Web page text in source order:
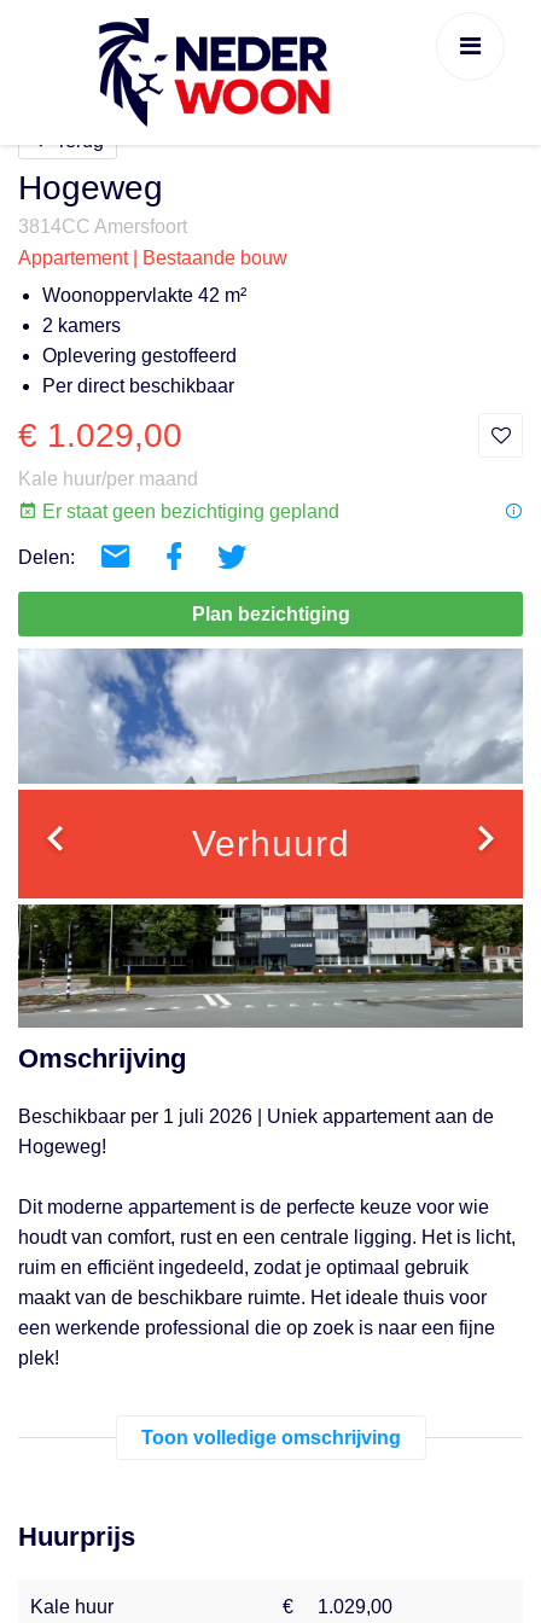
Terug
Hogeweg
3814CC Amersfoort
Appartement | Bestaande bouw
Woonoppervlakte 42 m²
2 kamers
Oplevering gestoffeerd
Per direct beschikbaar
€ 1.029,00
Kale huur/per maand
Er staat geen bezichtiging gepland
Delen:
Plan bezichtiging
Verhuurd
Omschrijving
Beschikbaar per 1 juli 2026 | Uniek appartement aan de
Hogeweg!
Dit moderne appartement is de perfecte keuze voor wie
houdt van comfort, rust en een centrale ligging. Het is licht,
ruim en efficiënt ingedeeld, zodat je optimaal gebruik
maakt van de beschikbare ruimte. Het ideale thuis voor
een werkende professional die op zoek is naar een fijne
plek!
over een open keuken, voorzien van een afzuigkap,
badkamer welke is uitgerust met een ruime inloopdouche
zwevend toilet.
Toon volledige omschrijving
Huurprijs
Kale huur € 1.029,00